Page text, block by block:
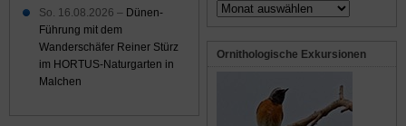
Archiv
Ornithologische Exkursionen
So. 16.08.2026 – Dünen-
Führung mit dem
Wanderschäfer Reiner Stürz
im HORTUS-Naturgarten in
Malchen